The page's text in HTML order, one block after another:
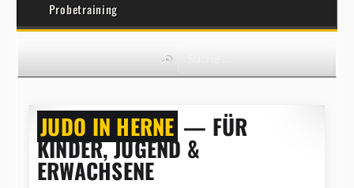
Probetraining
JUDO IN HERNE — FÜR
KINDER, JUGEND &
ERWACHSENE